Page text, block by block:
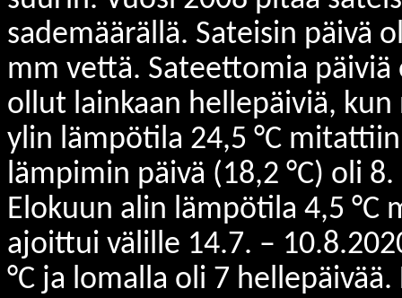
sademäärällä. Sateisin päivä
mm vettä. Sateettomia päiviä
ollut lainkaan hellepäiviä,
ylin lämpötila 24,5 °C
lämpimin päivä (18,2 °C) oli
Elokuun alin lämpötila 4,5 °C
ajoittui välille 14.7. –
°C ja lomalla oli 7